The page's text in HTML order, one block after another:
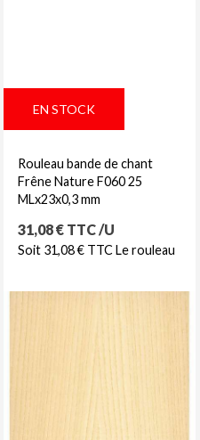
EN STOCK
Rouleau bande de chant
Frêne Nature F060 25
MLx23x0,3 mm
Prix
31,08 € TTC /U
Soit 31,08 € TTC Le rouleau